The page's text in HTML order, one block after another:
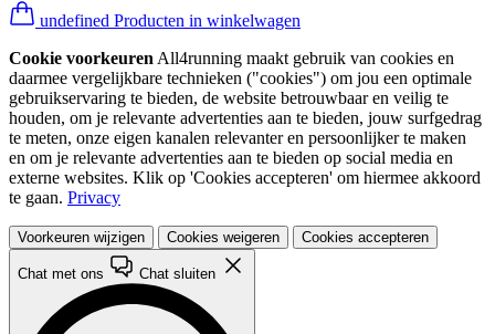
undefined Producten in winkelwagen
Cookie voorkeuren All4running maakt gebruik van cookies en
daarmee vergelijkbare technieken ("cookies") om jou een optimale
gebruikservaring te bieden, de website betrouwbaar en veilig te
houden, om je relevante advertenties aan te bieden, jouw surfgedrag
te meten, onze eigen kanalen relevanter en persoonlijker te maken
en om je relevante advertenties aan te bieden op social media en
externe websites. Klik op 'Cookies accepteren' om hiermee akkoord
te gaan. Privacy
Voorkeuren wijzigen Cookies weigeren Cookies accepteren
Chat met ons Chat sluiten